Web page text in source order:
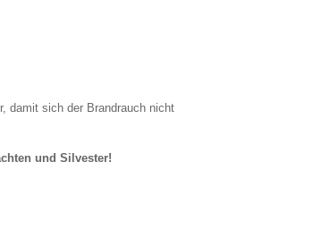
damit sich der Brandrauch nicht
und Silvester!